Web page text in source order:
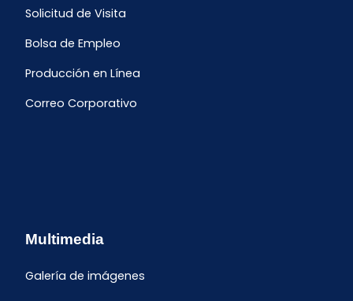
Solicitud de Visita
Bolsa de Empleo
Producción en Línea
Correo Corporativo
Multimedia
Galería de imágenes